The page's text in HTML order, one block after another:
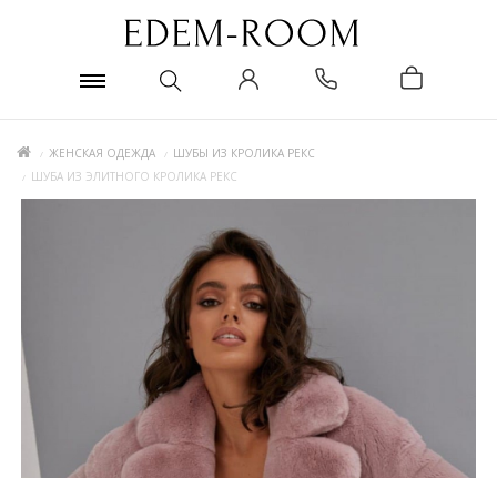
ЖЕНСКАЯ ОДЕЖДА
ШУБЫ ИЗ КРОЛИКА РЕКС
ШУБА ИЗ ЭЛИТНОГО КРОЛИКА РЕКС